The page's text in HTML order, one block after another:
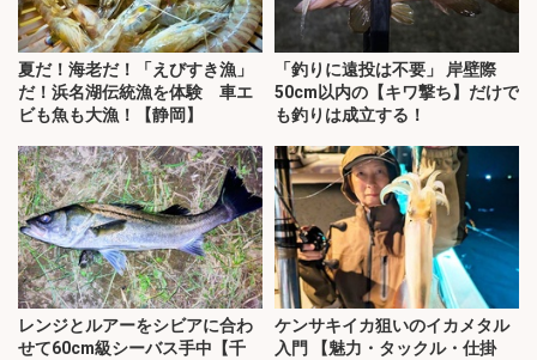
夏だ！海老だ！「えびすき漁」
だ！浜名湖伝統漁を体験 車エ
ビも魚も大漁！【静岡】
「釣りに遠投は不要」 岸壁際
50cm以内の【キワ撃ち】だけで
も釣りは成立する！
レンジとルアーをシビアに合わ
せて60cm級シーバス手中【千
ケンサキイカ狙いのイカメタル
入門 【魅力・タックル・仕掛